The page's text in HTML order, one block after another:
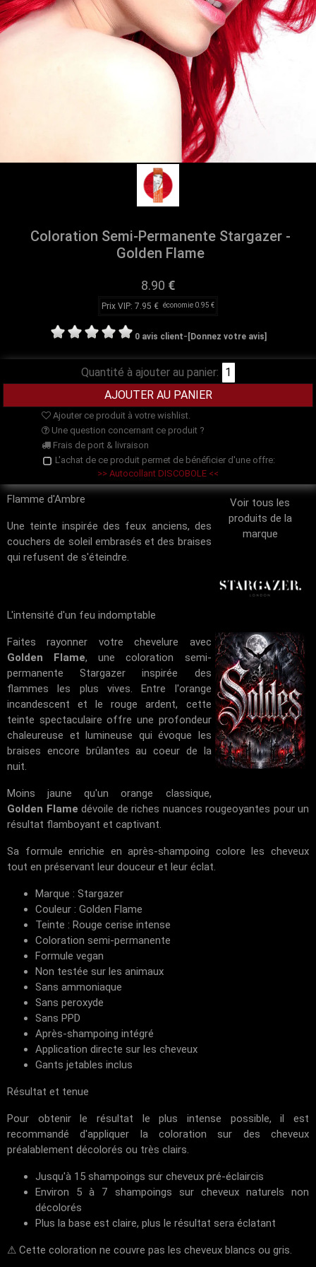
Coloration Semi-Permanente Stargazer -
Golden Flame
8.90 €
Prix VIP: 7.95 € économie 0.95 €
0 avis client- [Donnez votre avis]
Quantité à ajouter au panier:
Ajouter ce produit à votre wishlist.
Une question concernant ce produit ?
Frais de port & livraison
L'achat de ce produit permet de bénéficier d'une offre:
>> Autocollant DISCOBOLE <<
Voir tous les
produits de la
marque
Flamme d'Ambre
Une teinte inspirée des feux anciens, des
couchers de soleil embrasés et des braises
qui refusent de s'éteindre.
L'intensité d'un feu indomptable
Faites rayonner votre chevelure avec
Golden Flame, une coloration semi-
permanente Stargazer inspirée des
flammes les plus vives. Entre l'orange
incandescent et le rouge ardent, cette
teinte spectaculaire offre une profondeur
chaleureuse et lumineuse qui évoque les
braises encore brûlantes au coeur de la
nuit.
Moins jaune qu'un orange classique,
Golden Flame dévoile de riches nuances rougeoyantes pour un
résultat flamboyant et captivant.
Sa formule enrichie en après-shampoing colore les cheveux
tout en préservant leur douceur et leur éclat.
Marque : Stargazer
Couleur : Golden Flame
Teinte : Rouge cerise intense
Coloration semi-permanente
Formule vegan
Non testée sur les animaux
Sans ammoniaque
Sans peroxyde
Sans PPD
Après-shampoing intégré
Application directe sur les cheveux
Gants jetables inclus
Résultat et tenue
Pour obtenir le résultat le plus intense possible, il est
recommandé d'appliquer la coloration sur des cheveux
préalablement décolorés ou très clairs.
Jusqu'à 15 shampoings sur cheveux pré-éclaircis
Environ 5 à 7 shampoings sur cheveux naturels non
décolorés
Plus la base est claire, plus le résultat sera éclatant
⚠ Cette coloration ne couvre pas les cheveux blancs ou gris.